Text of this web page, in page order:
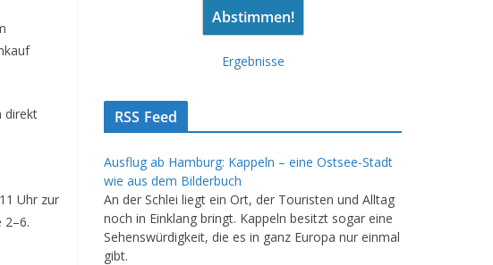
direkt
Uhr zur
Ergebnisse
RSS Feed
Ausflug ab Hamburg: Kappeln – eine Ostsee-Stadt
wie aus dem Bilderbuch
An der Schlei liegt ein Ort, der Touristen und Alltag
noch in Einklang bringt. Kappeln besitzt sogar eine
Sehenswürdigkeit, die es in ganz Europa nur einmal
gibt.